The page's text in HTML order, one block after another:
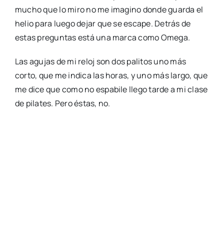
mucho que lo miro no me imagino donde guarda el
helio para luego dejar que se escape. Detrás de
estas preguntas está una marca como Omega.
Las agujas de mi reloj son dos palitos uno más
corto, que me indica las horas, y uno más largo, que
me dice que como no espabile llego tarde a mi clase
de pilates. Pero éstas, no.